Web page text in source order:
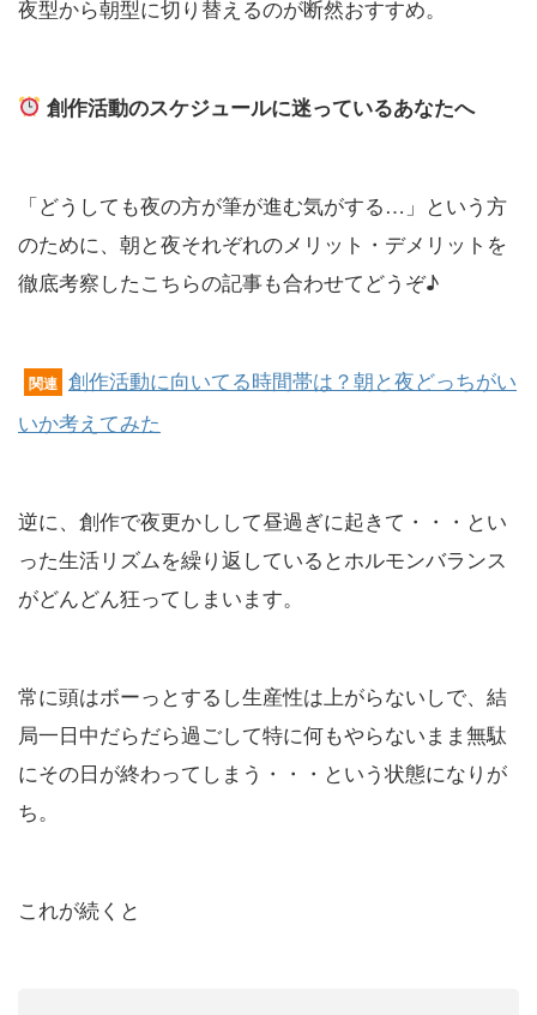
夜型から朝型に切り替えるのが断然おすすめ。
創作活動のスケジュールに迷っているあなたへ
「どうしても夜の方が筆が進む気がする…」という方
のために、朝と夜それぞれのメリット・デメリットを
徹底考察したこちらの記事も合わせてどうぞ♪
関連 創作活動に向いてる時間帯は？朝と夜どっちがい
いか考えてみた
逆に、創作で夜更かしして昼過ぎに起きて・・・とい
った生活リズムを繰り返しているとホルモンバランス
がどんどん狂ってしまいます。
常に頭はボーっとするし生産性は上がらないしで、結
局一日中だらだら過ごして特に何もやらないまま無駄
にその日が終わってしまう・・・という状態になりが
ち。
これが続くと